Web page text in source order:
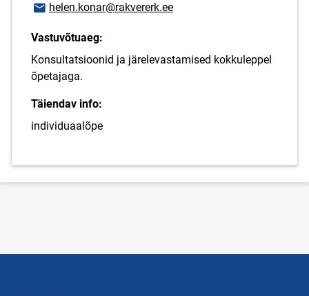
E-posti aadress
helen.konar@rakvererk.ee
Vastuvõtuaeg:
Konsultatsioonid ja järelevastamised kokkuleppel
õpetajaga.
Täiendav info:
individuaalõpe